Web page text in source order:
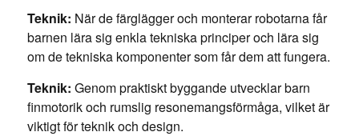
Teknik: När de färglägger och monterar robotarna får
barnen lära sig enkla tekniska principer och lära sig
om de tekniska komponenter som får dem att fungera.
Teknik: Genom praktiskt byggande utvecklar barn
finmotorik och rumslig resonemangsförmåga, vilket är
viktigt för teknik och design.